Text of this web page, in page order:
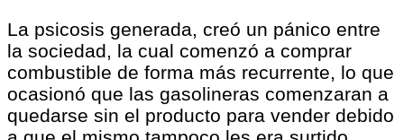
La psicosis generada, creó un pánico entre
la sociedad, la cual comenzó a comprar
combustible de forma más recurrente, lo que
ocasionó que las gasolineras comenzaran a
quedarse sin el producto para vender debido